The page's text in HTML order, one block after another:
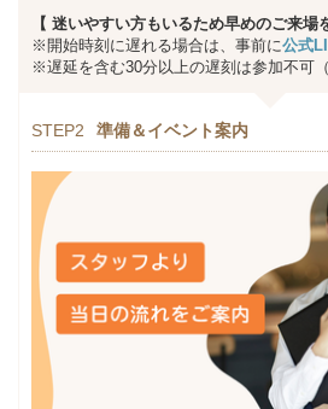
【 迷いやすい方もいるため早めのご来場
※開始時刻に遅れる場合は、事前に公式
※遅延を含む30分以上の遅刻は参加不可
STEP2 準備＆イベント案内